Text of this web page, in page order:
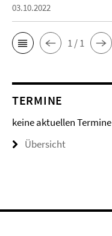
03.10.2022
1 / 1
TERMINE
keine aktuellen Termine
Übersicht